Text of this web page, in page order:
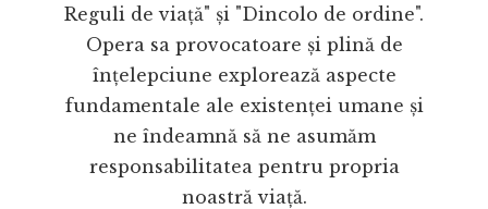
Reguli de viață" și "Dincolo de ordine".
Opera sa provocatoare și plină de
înțelepciune explorează aspecte
fundamentale ale existenței umane și
ne îndeamnă să ne asumăm
responsabilitatea pentru propria
noastră viață.